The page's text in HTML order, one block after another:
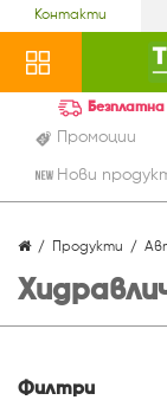
Контакти
Промоции
Нови
Продукти
Филтри